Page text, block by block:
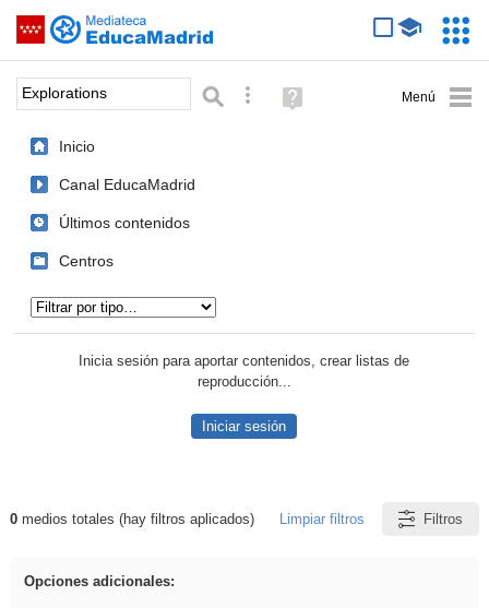
Saltar navegación
Palabra o frase: Búsqueda avanzada
Ayuda
(en
Inicio
Canal EducaMadrid
Últimos contenidos
Centros
Inicia sesión para aportar contenidos, crear listas de
reproducción...
Iniciar sesión
Resultados de: Explorations
0medios totales (hay filtros aplicados) Limpiar filtros Filtros
Opciones adicionales: